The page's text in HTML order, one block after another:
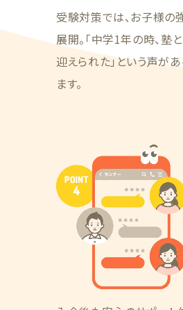
受験対策では、お子様の
展開。「中学1年の時、
迎えられた」という声が
ます。